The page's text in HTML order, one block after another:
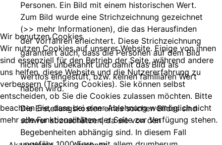
Personen. Ein Bild mit einem historischen Wert.
Zum Bild wurde eine Strichzeichnung gezeichnet
(>> mehr Informationen), die das Herausfinden
der Vorfahren erleichtert. Diese Strichzeichnung
garantiert auch, dass die Personen auf dem Bild
nicht als unbekannt und damit das Bild als
wertlos eingestuft, bzw. keinen familiären Wert
haben wird.
Die Erstellungskosten eines solchen Bildes sind
schwer abzuschätzen, da sie von den
Begebenheiten abhängig sind. In diesem Fall
Wir benutzen Cookies
Wir nutzen Cookies auf unserer Website. Einige von ihnen
sind essenziell für den Betrieb der Seite, während andere
uns helfen, diese Website und die Nutzererfahrung zu
verbessern (Tracking Cookies). Sie können selbst
entscheiden, ob Sie die Cookies zulassen möchten. Bitte
beachten Sie, dass bei einer Ablehnung womöglich nicht
mehr alle Funktionalitäten der Seite zur Verfügung stehen.